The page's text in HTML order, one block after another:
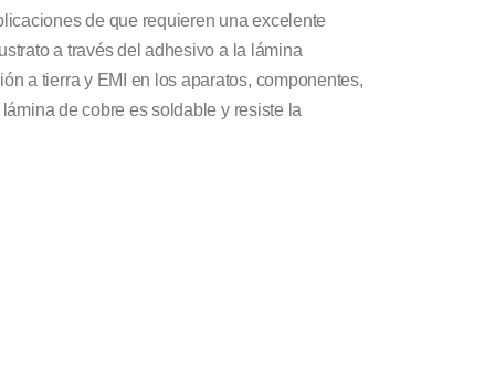
de que requieren una excelente
a través del adhesivo a la lámina
a tierra y EMI en los aparatos, componentes,
de cobre es soldable y resiste la